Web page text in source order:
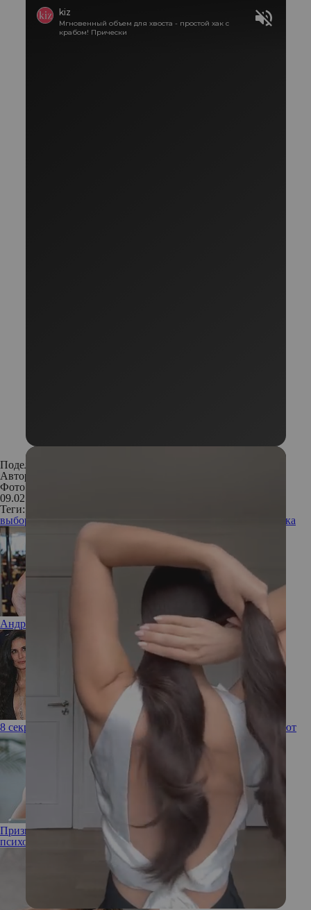
Поделиться:
Автор:
Фото: Архивы пресс-служб; Instagram
09.02.2018
Теги:
выбор редактора
уход за лицом косметика
Андрей Малахов впервые откровенно рассказал о сыне
8 секретов похудения голливудских актрис, которые работают
Признался в любви и исчез: о страхе близости рассказывает
психолог